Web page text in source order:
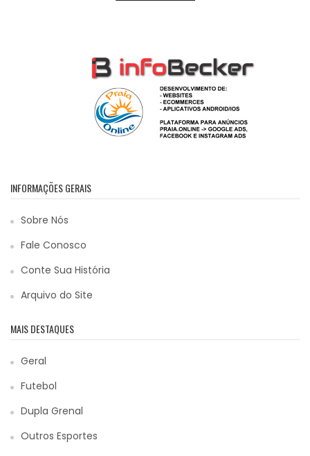
INFORMAÇÕES GERAIS
Sobre Nós
Fale Conosco
Conte Sua História
Arquivo do Site
MAIS DESTAQUES
Geral
Futebol
Dupla Grenal
Outros Esportes